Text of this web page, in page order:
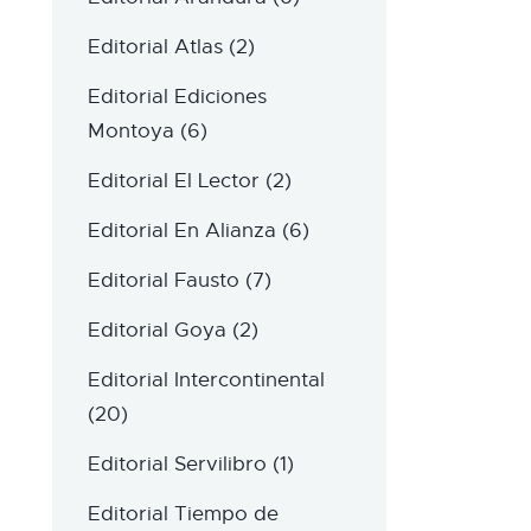
Editorial Atlas (2)
Editorial Ediciones
Montoya (6)
Editorial El Lector (2)
Editorial En Alianza (6)
Editorial Fausto (7)
Editorial Goya (2)
Editorial Intercontinental
(20)
Editorial Servilibro (1)
Editorial Tiempo de